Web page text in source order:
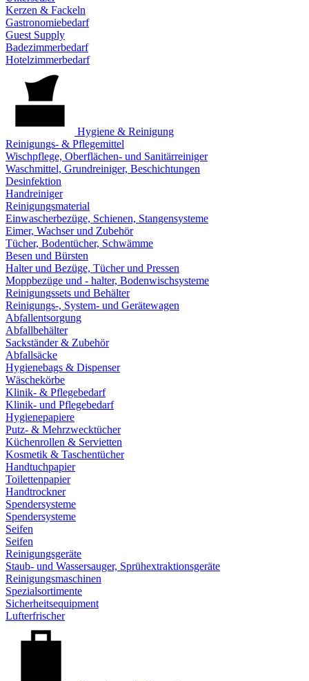
Kerzen & Fackeln
Gastronomiebedarf
Guest Supply
Badezimmerbedarf
Hotelzimmerbedarf
Hygiene & Reinigung
Reinigungs- & Pflegemittel
Wischpflege, Oberflächen- und Sanitärreiniger
Waschmittel, Grundreiniger, Beschichtungen
Desinfektion
Handreiniger
Reinigungsmaterial
Einwascherbezüge, Schienen, Stangensysteme
Eimer, Wachser und Zubehör
Tücher, Bodentücher, Schwämme
Besen und Bürsten
Halter und Bezüge, Tücher und Pressen
Moppbezüge und - halter, Bodenwischsysteme
Reinigungssets und Behälter
Reinigungs-, System- und Gerätewagen
Abfallentsorgung
Abfallbehälter
Sackständer & Zubehör
Abfallsäcke
Hygienebags & Dispenser
Wäschekörbe
Klinik- & Pflegebedarf
Klinik- und Pflegebedarf
Hygienepapiere
Putz- & Mehrzwecktücher
Küchenrollen & Servietten
Kosmetik & Taschentücher
Handtuchpapier
Toilettenpapier
Handtrockner
Spendersysteme
Spendersysteme
Seifen
Seifen
Reinigungsgeräte
Staub- und Wassersauger, Sprühextraktionsgeräte
Reinigungsmaschinen
Spezialsortimente
Sicherheitsequipment
Lufterfrischer